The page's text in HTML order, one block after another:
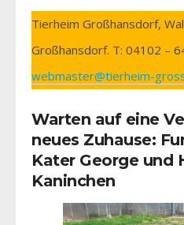
Tierheim Großhansdorf,
Großhansdorf. T: 04102 –
webmaster@tierheim-
Warten auf eine
neues Zuhause:
Kater George und
Kaninchen